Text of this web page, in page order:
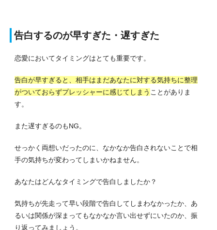
告白するのが早すぎた・遅すぎた
恋愛においてタイミングはとても重要です。
告白が早すぎると、相手はまだあなたに対する気持ちに整理
がついておらずプレッシャーに感じてしまう ことがありま
す。
また遅すぎるのもNG。
せっかく両想いだったのに、なかなか告白されないことで相
手の気持ちが変わってしまいかねません。
あなたはどんなタイミングで告白しましたか？
気持ちが先走って早い段階で告白してしまわなかったか、あ
るいは関係が深まってもなかなか言い出せずにいたのか、振
り返ってみましょう。